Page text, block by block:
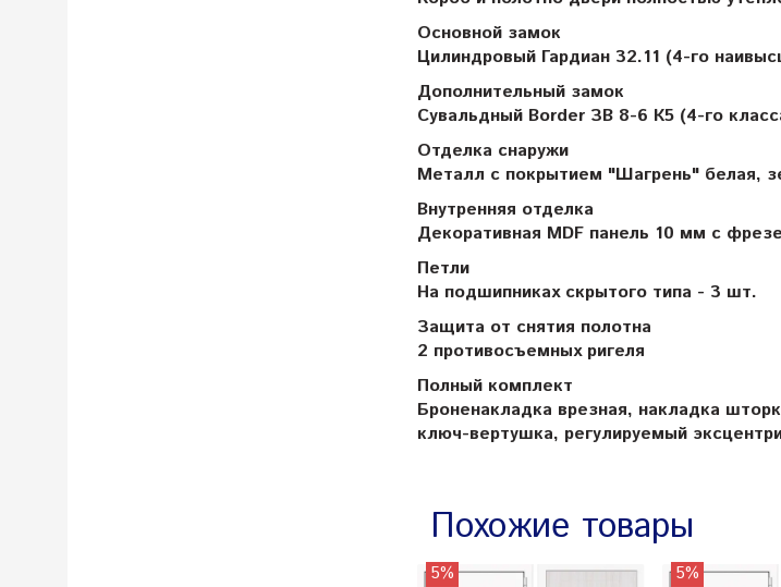
Основной замок
Цилиндровый Гардиан 32.11 (4-го
Дополнительный замок
Сувальдный Border ЗВ 8-6 К5 (4-го
Отделка снаружи
Металл с покрытием "Шагрень" белая,
Внутренняя отделка
Декоративная MDF панель 10 мм с
Петли
На подшипниках скрытого типа - 3 шт.
Защита от снятия полотна
2 противосъемных ригеля
Полный комплект
Броненакладка врезная, накладка
ключ-вертушка, регулируемый
Похожие товары
5% 5%